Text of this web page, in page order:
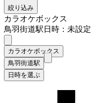
絞り込み
カラオケボックス
鳥羽街道駅日時：未設定
カラオケボックス
鳥羽街道駅
日時を選ぶ